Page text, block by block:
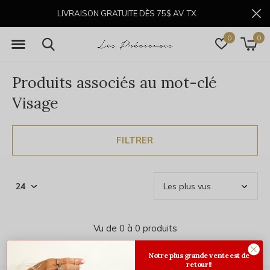
0 0
LIVRAISON GRATUITE DÈS 75$ AV. TX.
Produits associés au mot-clé
Visage
FILTRER
Vu de 0 à 0 produits
Notre plus grande vente est de
retour!!